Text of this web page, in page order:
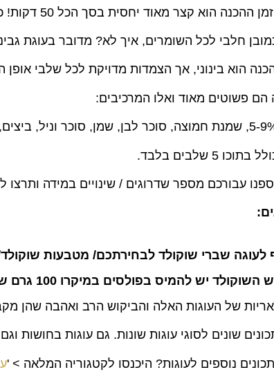
הוא קצר מאוד יחסית בסך הכל 50 דקות! כן כן, 50 דקות והעוגה מוכנה.
חלבי לכל השומרים, איך לא? מדובר בעוגת
הוא בינוני, אך הצמדות מדויקת לכל שלבי אופן
הם פשוטים מאוד ואלו המרכיבים:
5 שלבים בלבד.
עבורכם מספר שדרוגים / שינויים במידה
לעוגה שברי שוקולד לבחירתכם/ מטבעות
להמיס בפולסים במיקרו 100 גרם שוקולד לבחירתכם יחד עם 100 מ"ל שמנת מתוקה.
של העוגות האלה והביקוש הרב ואהבה שהן
שונים לסוגי עוגות שונות. גם עוגות בחושות
נוספים לעוגות? היכנסו לקטגוריה המלאה > '